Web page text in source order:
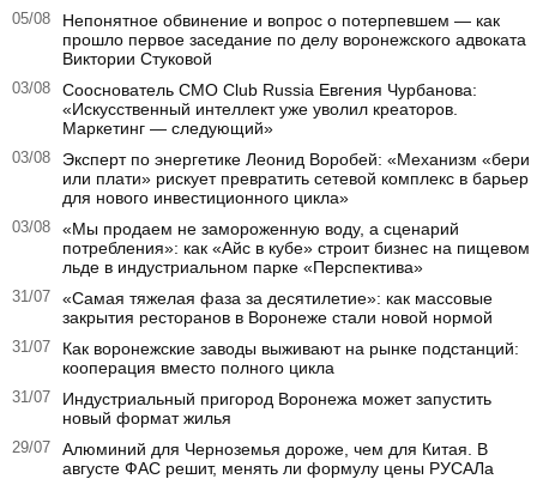
05/08
Непонятное обвинение и вопрос о потерпевшем — как
прошло первое заседание по делу воронежского адвоката
Виктории Стуковой
03/08
Сооснователь CMO Club Russia Евгения Чурбанова:
«Искусственный интеллект уже уволил креаторов.
Маркетинг — следующий»
03/08
Эксперт по энергетике Леонид Воробей: «Механизм «бери
или плати» рискует превратить сетевой комплекс в барьер
для нового инвестиционного цикла»
03/08
«Мы продаем не замороженную воду, а сценарий
потребления»: как «Айс в кубе» строит бизнес на пищевом
льде в индустриальном парке «Перспектива»
31/07
«Самая тяжелая фаза за десятилетие»: как массовые
закрытия ресторанов в Воронеже стали новой нормой
31/07
Как воронежские заводы выживают на рынке подстанций:
кооперация вместо полного цикла
31/07
Индустриальный пригород Воронежа может запустить
новый формат жилья
29/07
Алюминий для Черноземья дороже, чем для Китая. В
августе ФАС решит, менять ли формулу цены РУСАЛа